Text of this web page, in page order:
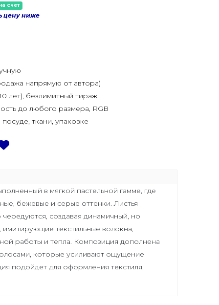
счет
цену ниже
напрямую от автора)
лет), безлимитный тираж
до любого размера, RGB
ткани, упаковке
в мягкой пастельной гамме, где
бежевые и серые оттенки. Листья
создавая динамичный, но
текстильные волокна,
работы и тепла. Композиция дополнена
которые усиливают ощущение
подойдет для оформления текстиля,